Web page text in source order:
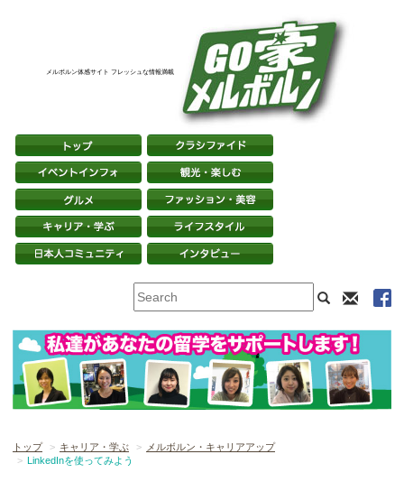
メルボルン体感サイト フレッシュな情報満載
トップ キャリア・学ぶ
メルボルン・キャリアアップ
LinkedInを使ってみよう